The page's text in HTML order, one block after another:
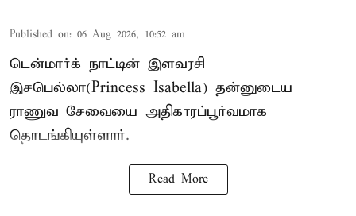
Published on: 06 Aug 2026, 10:52 am
டென்மார்க் நாட்டின் இளவரசி
இசபெல்லா(Princess Isabella) தன்னுடைய
ராணுவ சேவையை அதிகாரப்பூர்வமாக
தொடங்கியுள்ளார்.
Read More